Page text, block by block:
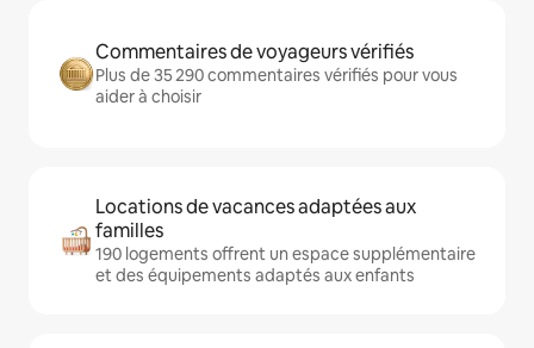
Commentaires de voyageurs vérifiés
Plus de 35 290 commentaires vérifiés pour vous
aider à choisir
Locations de vacances adaptées aux
familles
190 logements offrent un espace supplémentaire
et des équipements adaptés aux enfants